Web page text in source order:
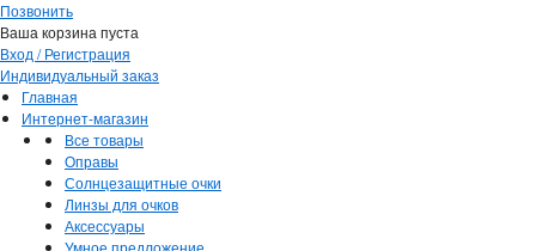
Позвонить
Ваша корзина пуста
Вход / Регистрация
Индивидуальный заказ
Главная
Интернет-магазин
Все товары
Оправы
Солнцезащитные очки
Линзы для очков
Аксессуары
Умное предложение